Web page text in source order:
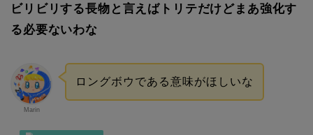
ビリビリする長物と言えばトリテだけどまあ強化す
る必要ないわな
Marin
ロングボウである意味がほしいな